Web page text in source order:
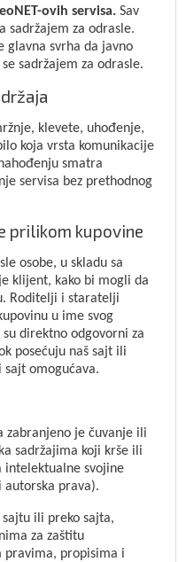
ovih servisa. Sav
sadržajem za odrasle.
glavna svrha da javno
sadržajem za odrasle.
klevete, uhođenje,
koja vrsta komunikacije
smatra
servisa bez prethodnog
prilikom kupovine
osobe, u skladu sa
klijent, kako bi mogli da
Roditelji i staratelji
u ime svog
direktno odgovorni za
posećuju naš sajt ili
omogućava.
zabranjeno je čuvanje ili
sadržajima koji krše ili
intelektualne svojine
prava).
sajtu ili preko sajta,
za zaštitu
pravima, propisima i